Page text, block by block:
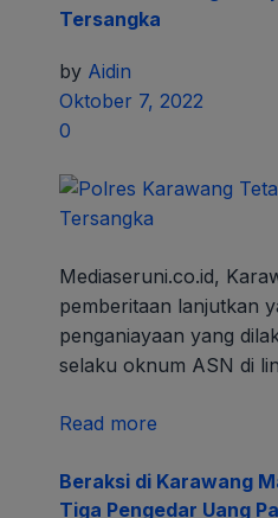
Tersangka
by Aidin
Oktober 7, 2022
0
Mediaseruni.co.id,
pemberitaan lanjutkan
penganiayaan yang
selaku oknum ASN di
Read more
Beraksi di Karawang
Tiga Pengedar Uang